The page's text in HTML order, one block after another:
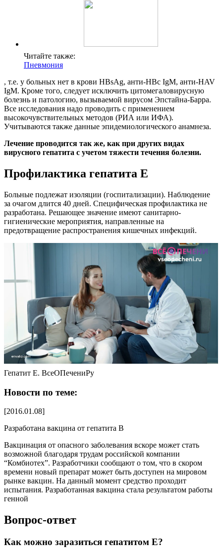
Читайте также:
Пневмония
, т.е. у больных нет в крови HBsAg, анти-НВс IgM, анти-HAV
IgM. Кроме того, следует исключить цитомегаловирусную
болезнь и патологию, вызываемой вирусом Эпстайна-Барра.
Все исследования надо проводить с применением
высокочувствительных методов (РИА или ИФА).
Учитываются также данные эпидемиологического анамнеза.
Лечение проводится так же, как при других видах
вирусного гепатита с учетом тяжести течения болезни.
Профилактика гепатита Е
Больные подлежат изоляции (госпитализации). Наблюдение
за очагом длится 40 дней. Специфическая профилактика не
разработана. Решающее значение имеют санитарно-
гигиенические мероприятия, направленные на
предотвращение распространения кишечных инфекций.
Гепатит Е. ВсеОПечениРу
Новости по теме:
[2016.01.08]
Разработана вакцина от гепатита В
Вакцинация от опасного заболевания вскоре может стать
возможной благодаря трудам российской компании
“Комбиотех”. Разработчики сообщают о том, что в скором
времени новый препарат может быть доступен на мировом
рынке вакцин. На данный момент средство проходит
испытания. Разработанная вакцина стала результатом работы
генной
Вопрос-ответ
Как можно заразиться гепатитом Е?